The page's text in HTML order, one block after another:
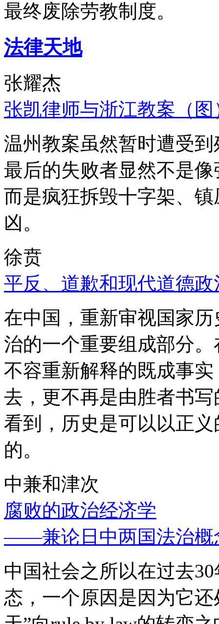
最终废除劳教制度。
法律天地
张耀杰
张凯律师与浙江教案（图
温州教案虽然暂时遭受
最后的失败者显然不是
而是疯狂拆毁十字架、
凶。
徐贲
平反、道歉和现代道德政
在中国，重新审视国家
治的一个重要组成部分
不容重新解释的既成事
去，更不再是由胜者书
看到，历史是可以以正
的。
中兼和津次
腐败的政治经济学
——兼论日中两国法治概
中国社会之所以在过去
态，一个原因是因为它